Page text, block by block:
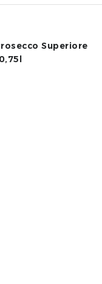
Superiore